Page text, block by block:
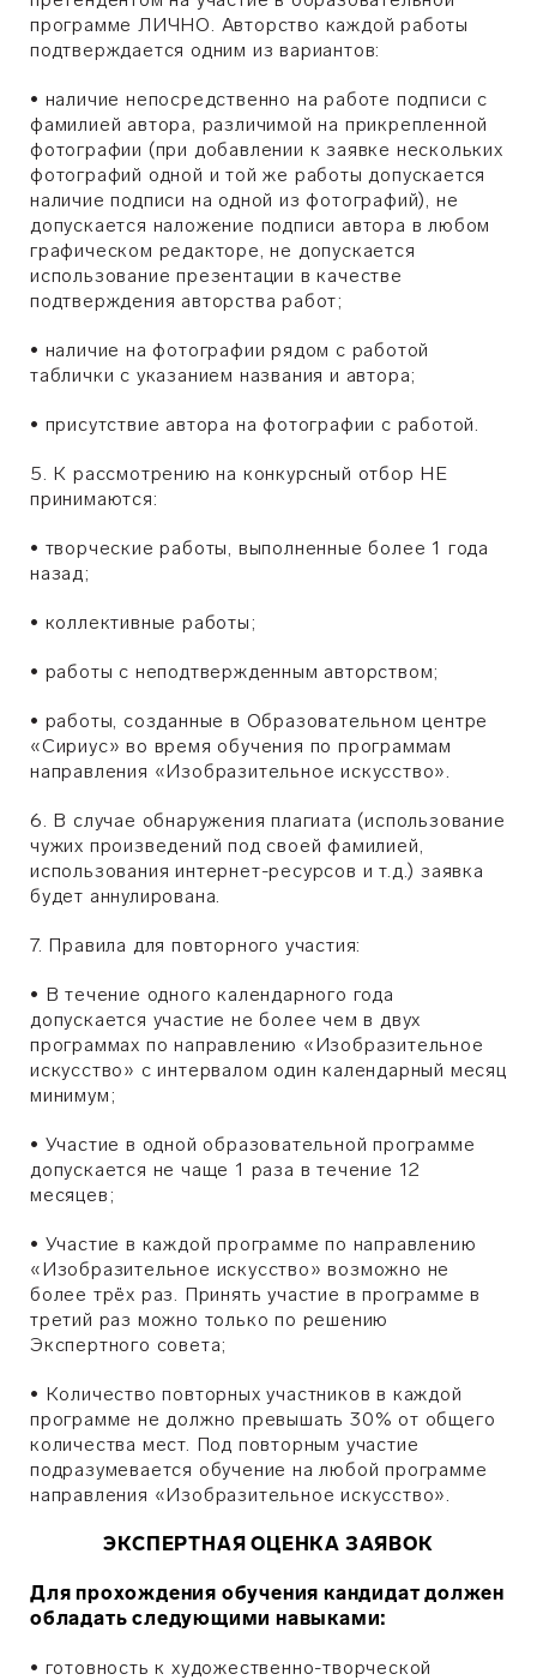
программе ЛИЧНО. Авторство каждой работы
подтверждается одним из вариантов:
• наличие непосредственно на работе подписи с
фамилией автора, различимой на прикрепленной
фотографии (при добавлении к заявке нескольких
фотографий одной и той же работы допускается
наличие подписи на одной из фотографий), не
допускается наложение подписи автора в любом
графическом редакторе, не допускается
использование презентации в качестве
подтверждения авторства работ;
• наличие на фотографии рядом с работой
таблички с указанием названия и автора;
• присутствие автора на фотографии с работой.
5. К рассмотрению на конкурсный отбор НЕ
принимаются:
• творческие работы, выполненные более 1 года
назад;
• коллективные работы;
• работы с неподтвержденным авторством;
• работы, созданные в Образовательном центре
«Сириус» во время обучения по программам
направления «Изобразительное искусство».
6. В случае обнаружения плагиата (использование
чужих произведений под своей фамилией,
использования интернет-ресурсов и т.д.) заявка
будет аннулирована.
7. Правила для повторного участия:
• В течение одного календарного года
допускается участие не более чем в двух
программах по направлению «Изобразительное
искусство» с интервалом один календарный месяц
минимум;
• Участие в одной образовательной программе
допускается не чаще 1 раза в течение 12
месяцев;
• Участие в каждой программе по направлению
«Изобразительное искусство» возможно не
более трёх раз. Принять участие в программе в
третий раз можно только по решению
Экспертного совета;
• Кoличecтвo пoвтopныx yчacтникoв в каждой
программе не должно превышать 30% oт oбщeгo
кoличecтвa мecт. Под повторным участие
подразумевается обучение на любой программе
направления «Изобразительное искусство».
ЭКСПЕРТНАЯ ОЦЕНКА ЗАЯВОК
Для прохождения обучения кандидат должен
обладать следующими навыками:
• готовность к художественно-творческой